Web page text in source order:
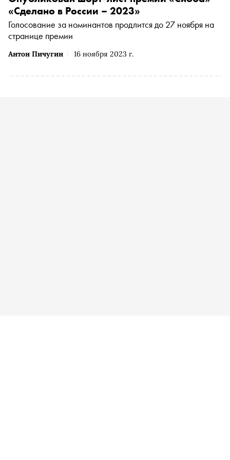
Антон Пичугин 16 ноября 2023 г.
«Сделано в России – 2023»
Голосование за номинантов продлится до 27 ноября на
странице премии